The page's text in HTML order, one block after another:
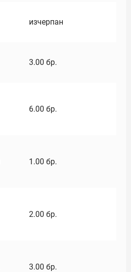
изчерпан
3.00 бр.
6.00 бр.
1.00 бр.
2.00 бр.
3.00 бр.